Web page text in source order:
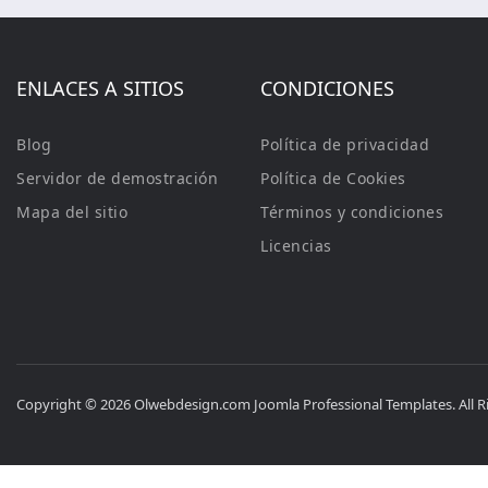
ENLACES A SITIOS
Blog
Servidor de demostración
Mapa del sitio
CONDICIONES
Política de privacidad
Política de Cookies
Términos y condiciones
Licencias
Copyright © 2026 Olwebdesign.com Joomla Professional Templates. All